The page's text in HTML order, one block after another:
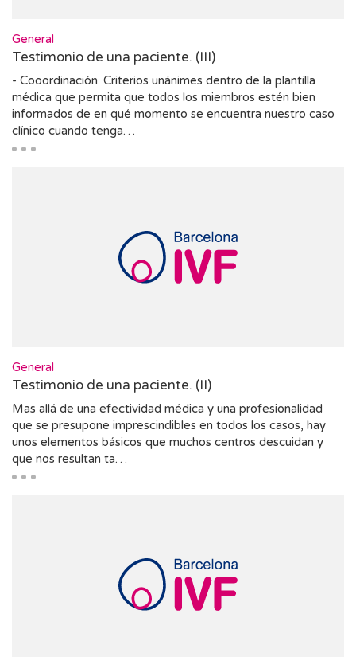
General
Testimonio de una paciente. (III)
- Cooordinación. Criterios unánimes dentro de la plantilla
médica que permita que todos los miembros estén bien
informados de en qué momento se encuentra nuestro caso
clínico cuando tenga…
General
Testimonio de una paciente. (II)
Mas allá de una efectividad médica y una profesionalidad
que se presupone imprescindibles en todos los casos, hay
unos elementos básicos que muchos centros descuidan y
que nos resultan ta…